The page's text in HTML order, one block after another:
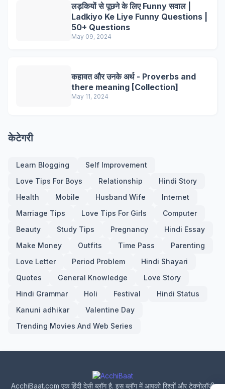
लड़कियों से पूछने के लिए Funny सवाल |
Ladkiyo Ke Liye Funny Questions |
50+ Questions
May 09, 2024
कहावत और उनके अर्थ - Proverbs and
there meaning [Collection]
May 11, 2024
केटेगरी
Learn Blogging
Self Improvement
Love Tips For Boys
Relationship
Hindi Story
Health
Mobile Husband Wife
Internet
Marriage Tips
Love Tips For Girls
Computer
Beauty
Study Tips Pregnancy
Hindi Essay
Make Money
Outfits Time Pass
Parenting
Love Letter
Period Problem
Hindi Shayari
Quotes
General Knowledge
Love Story
Hindi Grammar
Holi Festival
Hindi Status
Kanuni adhikar
Valentine Day
Trending Movies And Web Series
AcchiBaat.com एक हिंदी देसी ब्लॉग है. इस ब्लॉग में आपको रिश्तों और टेक्नोलॉजी